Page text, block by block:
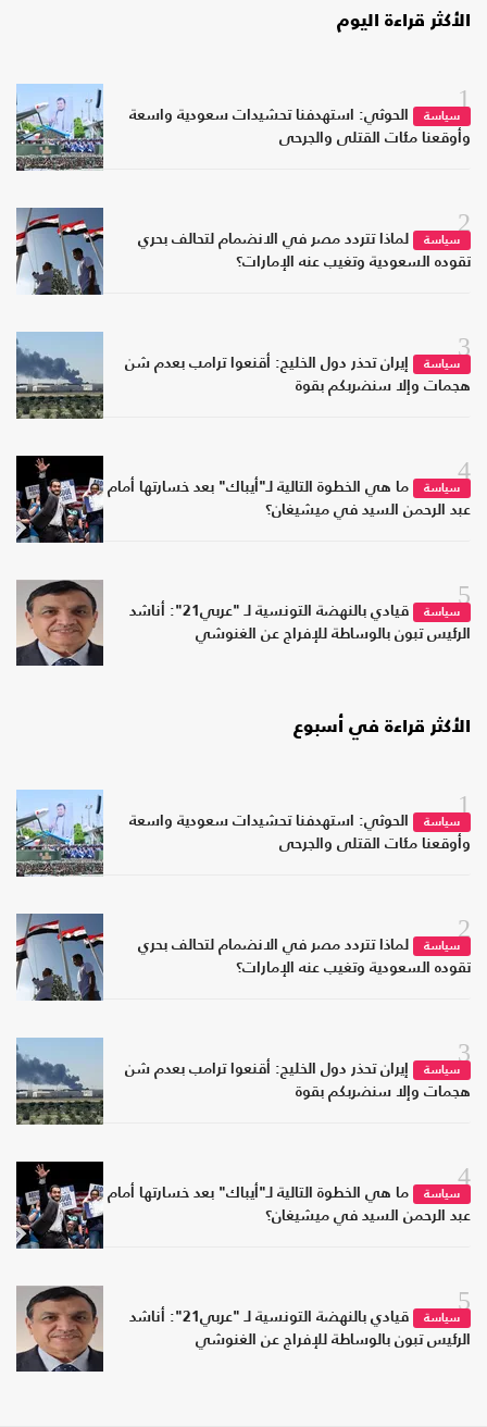
الأكثر قراءة اليوم
1
سياسة
الحوثي: استهدفنا تحشيدات سعودية واسعة
وأوقعنا مئات القتلى والجرحى
2
سياسة
لماذا تتردد مصر في الانضمام لتحالف بحري
تقوده السعودية وتغيب عنه الإمارات؟
3
سياسة
إيران تحذر دول الخليج: أقنعوا ترامب بعدم شن
هجمات وإلا سنضربكم بقوة
4
سياسة
ما هي الخطوة التالية لـ"أيباك" بعد خسارتها أمام
عبد الرحمن السيد في ميشيغان؟
5
سياسة
قيادي بالنهضة التونسية لـ "عربي21": أناشد
الرئيس تبون بالوساطة للإفراج عن الغنوشي
الأكثر قراءة في أسبوع
1
سياسة
الحوثي: استهدفنا تحشيدات سعودية واسعة
وأوقعنا مئات القتلى والجرحى
2
سياسة
لماذا تتردد مصر في الانضمام لتحالف بحري
تقوده السعودية وتغيب عنه الإمارات؟
3
سياسة
إيران تحذر دول الخليج: أقنعوا ترامب بعدم شن
هجمات وإلا سنضربكم بقوة
4
سياسة
ما هي الخطوة التالية لـ"أيباك" بعد خسارتها أمام
عبد الرحمن السيد في ميشيغان؟
5
سياسة
قيادي بالنهضة التونسية لـ "عربي21": أناشد
الرئيس تبون بالوساطة للإفراج عن الغنوشي